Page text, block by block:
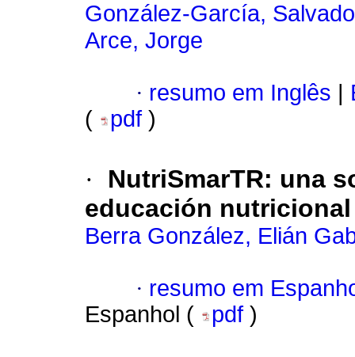
González-García,
Arce, Jorge
· resumo em Inglês
(
pdf )
·
NutriSmarTR: una
educación
Berra González, Elián
· resumo em
Espanhol (
pdf )